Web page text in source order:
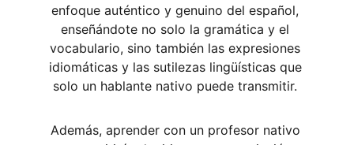
enfoque auténtico y genuino del español,
enseñándote no solo la gramática y el
vocabulario, sino también las expresiones
idiomáticas y las sutilezas lingüísticas que
solo un hablante nativo puede transmitir.
Además, aprender con un profesor nativo